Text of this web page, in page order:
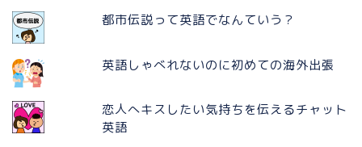
都市伝説って英語でなんていう？
英語しゃべれないのに初めての海外出張
恋人へキスしたい気持ちを伝えるチャット
英語